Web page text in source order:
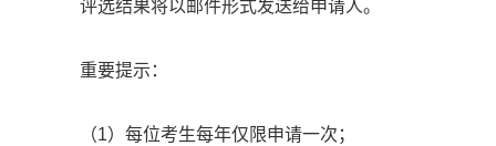
评选结果将以邮件形式发送给申请人。
重要提示：
（1）每位考生每年仅限申请一次；